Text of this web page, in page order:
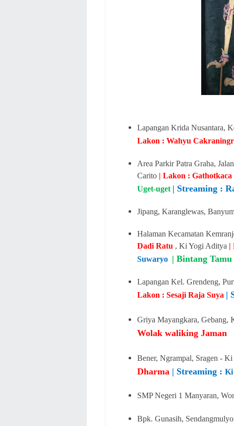
Lapangan Krida Nusantara,
Lakon : Wahyu
Area Parkir Patra Graha,
Carito | Lakon :
Uget-uget | Streaming :
Jipang, Karanglewas,
Halaman Kecamatan
Dadi Ratu , Ki Yogi Aditya |
Suwaryo | Bintang
Lapangan Kel. Grendeng,
Lakon : Sesaji Raja Suya |
Griya Mayangkara, Gebang,
Wolak waliking Jaman
Bener, Ngrampal, Sragen -
Dharma | Streaming : Ki
SMP Negeri 1 Manyaran,
Bpk. Gunasih,